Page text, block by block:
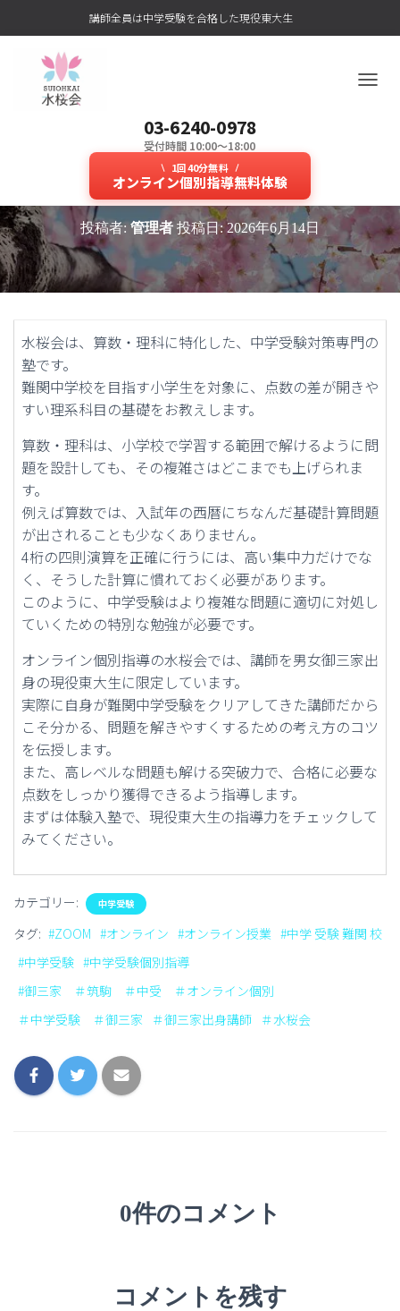
講師全員は中学受験を合格した現役東大生
03-6240-0978
受付時間 10:00～18:00
1回40分無料
オンライン個別指導無料体験
を
切
り
替
え
複雑になる算数や理科に特化した
高レベルなオンライン授業とは？
投稿者: 管理者 投稿日:2026年6月14日
水桜会は、算数・理科に特化した、中学受験対策専門の
塾です。
難関中学校を目指す小学生を対象に、点数の差が開きや
すい理系科目の基礎をお教えします。
算数・理科は、小学校で学習する範囲で解けるように問
題を設計しても、その複雑さはどこまでも上げられま
す。
例えば算数では、入試年の西暦にちなんだ基礎計算問題
が出されることも少なくありません。
4桁の四則演算を正確に行うには、高い集中力だけでな
く、そうした計算に慣れておく必要があります。
このように、中学受験はより複雑な問題に適切に対処し
ていくための特別な勉強が必要です。
オンライン個別指導の水桜会では、講師を男女御三家出
身の現役東大生に限定しています。
実際に自身が難関中学受験をクリアしてきた講師だから
こそ分かる、問題を解きやすくするための考え方のコツ
を伝授します。
また、高レベルな問題も解ける突破力で、合格に必要な
点数をしっかり獲得できるよう指導します。
まずは体験入塾で、現役東大生の指導力をチェックして
みてください。
カテゴリー: 中学受験
タグ: #ZOOM #オンライン #オンライン授業 #中学 受験 難関 校
#中学受験 #中学受験個別指導
#御三家 ＃筑駒 ＃中受 ＃オンライン個別
＃中学受験 ＃御三家
＃御三家出身講師 ＃水桜会
0件のコメント
コメントを残す